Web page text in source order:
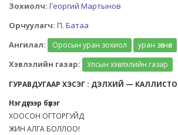
Зохиолч: Георгий Мартынов
Орчуулагч: П. Батаа
Ангилал:
Оросын уран зохиол уран зөгнөл
Хэвлэлийн газар:
Улсын хэвлэлийн газар
ГУРАВДУГААР ХЭСЭГ : ДЭЛХИЙ — КАЛЛИСТО
Нэгдүгээр бүлэг
ХООСОН ОГТОРГУЙД
ЖИН АЛГА БОЛЛОО!